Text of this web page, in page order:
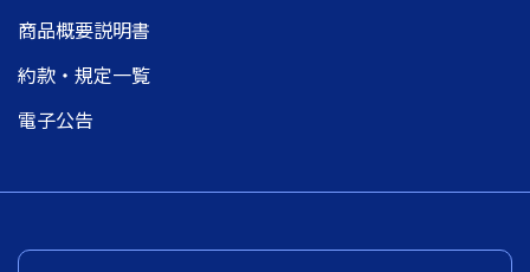
商品概要説明書
約款・規定一覧
電子公告